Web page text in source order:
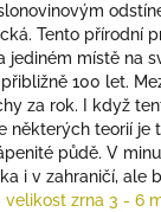
Tento přírodní
jediném místě na
100 let.
za rok. I když
některých teorií
půdě. V
i v zahraničí, ale
velikost zrna 3 - 6